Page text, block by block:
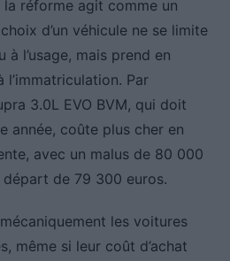
réforme agit comme un
d’un véhicule ne se limite
à l’usage, mais prend en
Par
3.0L EVO BVM, qui doit
année, coûte plus cher en
avec un malus de 80 000
de 79 300 euros.
les voitures
même si leur coût d’achat